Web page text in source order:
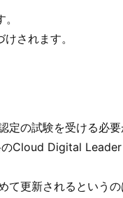
されます。
の試験を受ける必要
のCloud Digital
て更新されるという